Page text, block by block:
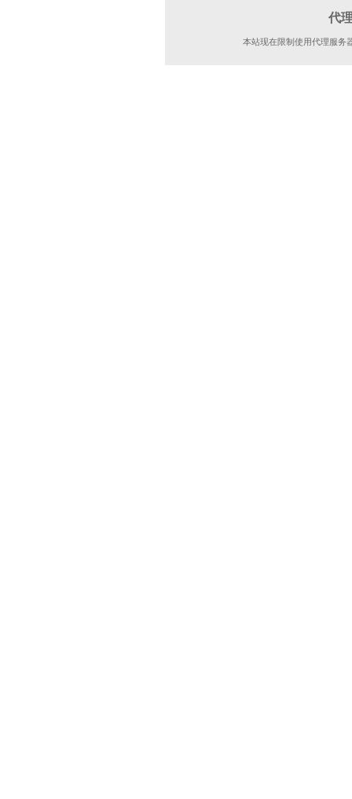
代
本站现在限制使用代理服务